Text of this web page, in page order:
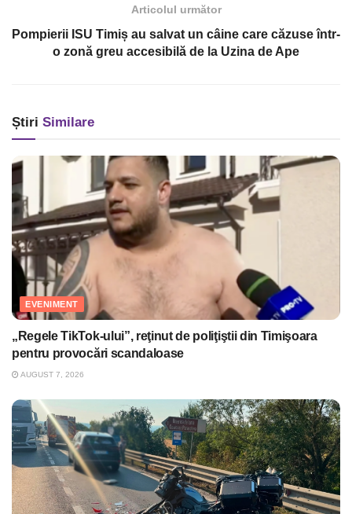
Articolul următor
Pompierii ISU Timiș au salvat un câine care căzuse într-
o zonă greu accesibilă de la Uzina de Ape
Știri Similare
EVENIMENT
„Regele TikTok-ului”, reţinut de poliţiştii din Timişoara
pentru provocări scandaloase
AUGUST 7, 2026